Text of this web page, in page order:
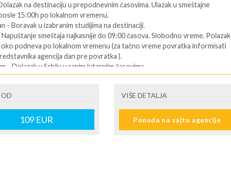
na destinaciju u prepodnevnim časovima. Ulazak u smeštajne
15:00h po lokalnom vremenu.
- Boravak u izabranim studijima na destinaciji.
Napuštanje smeštaja najkasnije do 09:00 časova. Slobodno vreme. Polazak
oko podneva po lokalnom vremenu (za tačno vreme povratka informisati
agencija dan pre povratka ).
- Dolazak u Srbiju u ranim jutarnjim časovima.
se nalazi na vuceru koji se preuzima u agenciji ),kako bi putnik
o smestaju ( broj sobe, spratnost ). Ulaz u smeštajne jedinice,
časova u određeni tip smeštaja prema uplaćenoj rezervaciji.
109EUR
VIŠE DETALJA
Ponuda na sajtu agencije